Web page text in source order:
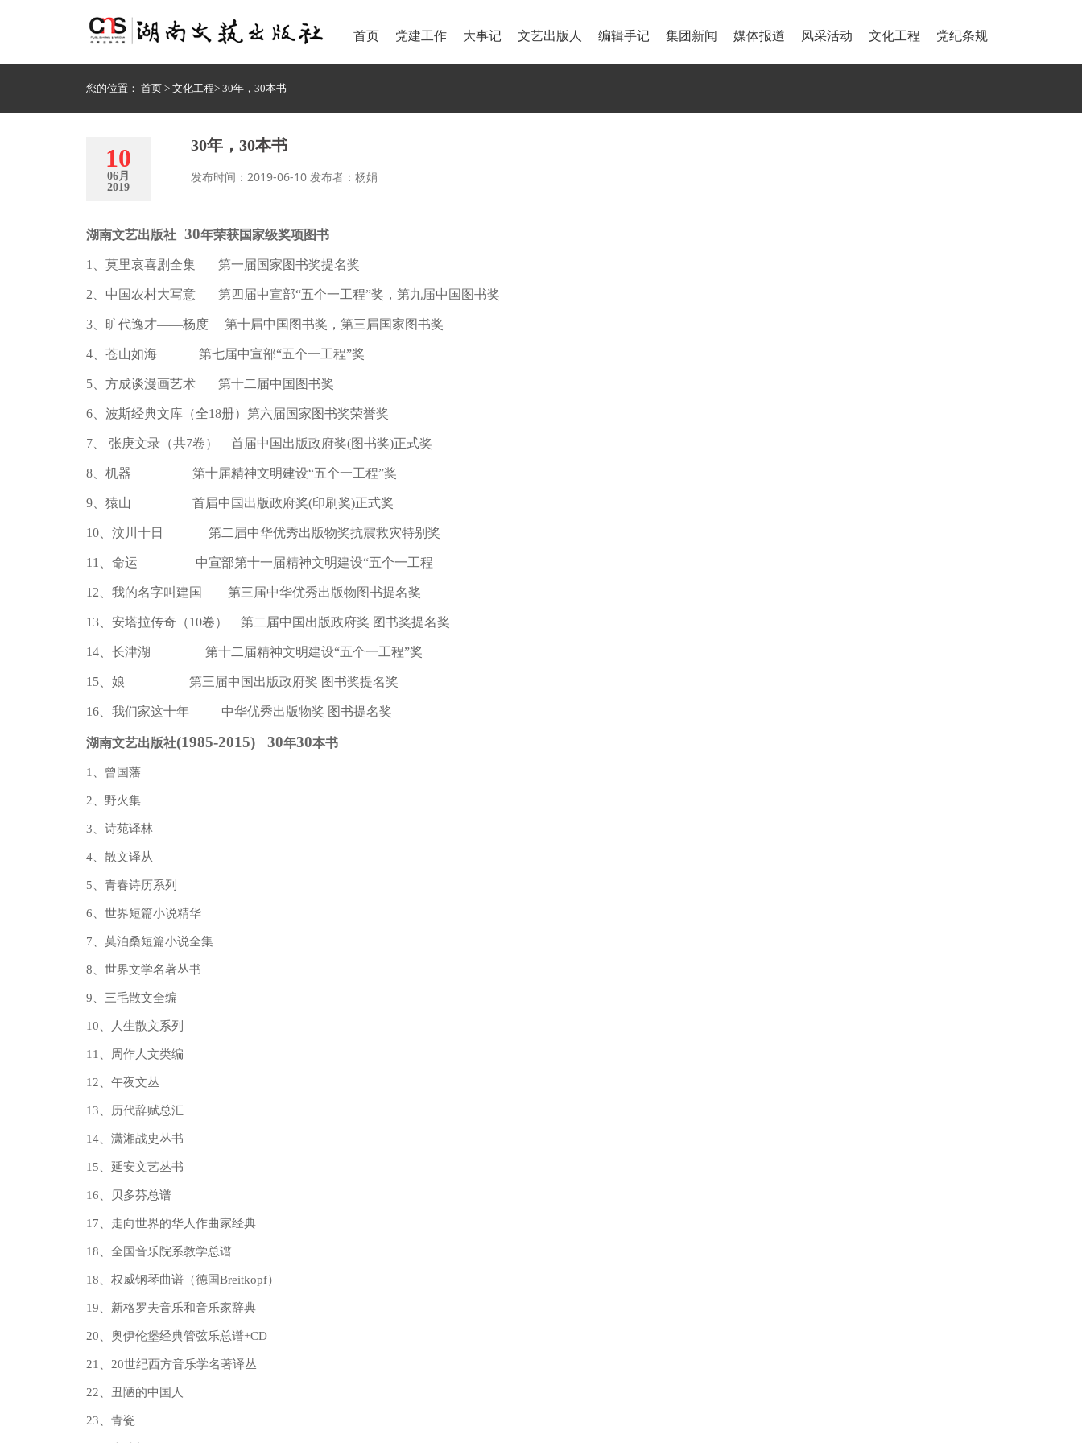
首页 党建工作 大事记 文艺出版人 编辑手记 集团新闻 媒体报道 风采活动 文化工程 党纪条规
您的位置： 首页 > 文化工程> 30年，30本书
10
06月
2019
30年，30本书
发布时间：2019-06-10 发布者：杨娟
湖南文艺出版社 30年荣获国家级奖项图书
1、莫里哀喜剧全集 第一届国家图书奖提名奖
2、中国农村大写意 第四届中宣部“五个一工程”奖，第九届中国图书奖
3、旷代逸才——杨度 第十届中国图书奖，第三届国家图书奖
4、苍山如海 第七届中宣部“五个一工程”奖
5、方成谈漫画艺术 第十二届中国图书奖
6、波斯经典文库（全18册）第六届国家图书奖荣誉奖
7、 张庚文录（共7卷） 首届中国出版政府奖(图书奖)正式奖
8、机器 第十届精神文明建设“五个一工程”奖
9、猿山 首届中国出版政府奖(印刷奖)正式奖
10、汶川十日 第二届中华优秀出版物奖抗震救灾特别奖
11、命运 中宣部第十一届精神文明建设“五个一工程
12、我的名字叫建国 第三届中华优秀出版物图书提名奖
13、安塔拉传奇（10卷） 第二届中国出版政府奖 图书奖提名奖
14、长津湖 第十二届精神文明建设“五个一工程”奖
15、娘 第三届中国出版政府奖 图书奖提名奖
16、我们家这十年 中华优秀出版物奖 图书提名奖
湖南文艺出版社(1985-2015) 30年30本书
1、曾国藩
2、野火集
3、诗苑译林
4、散文译从
5、青春诗历系列
6、世界短篇小说精华
7、莫泊桑短篇小说全集
8、世界文学名著丛书
9、三毛散文全编
10、人生散文系列
11、周作人文类编
12、午夜文丛
13、历代辞赋总汇
14、潇湘战史丛书
15、延安文艺丛书
16、贝多芬总谱
17、走向世界的华人作曲家经典
18、全国音乐院系教学总谱
18、权威钢琴曲谱（德国Breitkopf）
19、新格罗夫音乐和音乐家辞典
20、奥伊伦堡经典管弦乐总谱+CD
21、20世纪西方音乐学名著译丛
22、丑陋的中国人
23、青瓷